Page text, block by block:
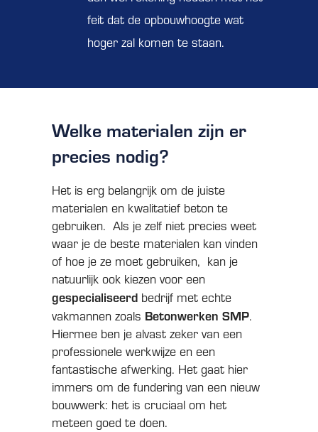
feit dat de opbouwhoogte wat
hoger zal komen te staan.
Welke materialen zijn er
precies nodig?
Het is erg belangrijk om de juiste
materialen en kwalitatief beton te
gebruiken. Als je zelf niet precies weet
waar je de beste materialen kan vinden
of hoe je ze moet gebruiken, kan je
natuurlijk ook kiezen voor een
gespecialiseerd bedrijf met echte
vakmannen zoals BetonwerkenSMP.
Hiermee ben je alvast zeker van een
professionele werkwijze en een
fantastische afwerking. Het gaat hier
immers om de fundering van een nieuw
bouwwerk: het is cruciaal om het
meteen goed te doen.